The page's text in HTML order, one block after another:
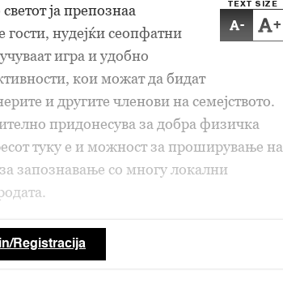
TEXT SIZE
- +
ја препознаа
гости, нудејќи сеопфатни
игра и удобно
кои можат да бидат
и другите членови на семејството.
придонесува за добра физичка
туку е и можност за проширување на
запознавање со многу локални
Registracija